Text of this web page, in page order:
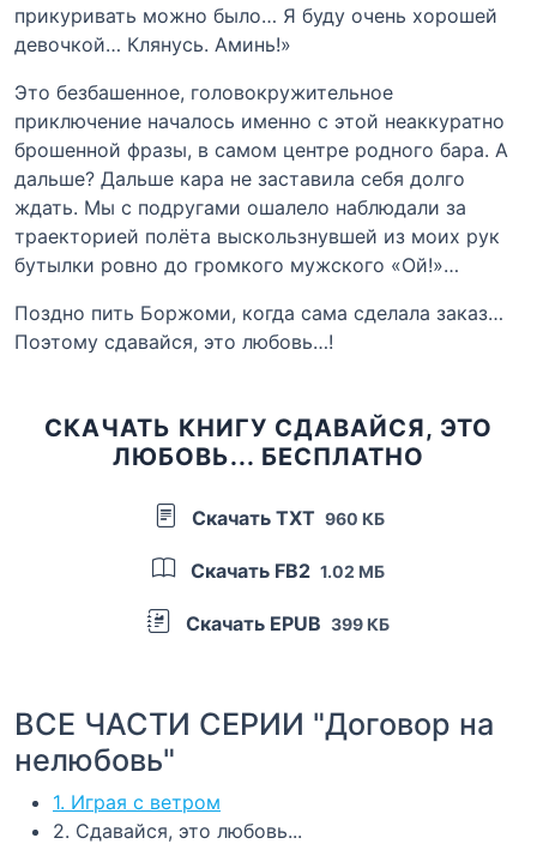
прикуривать можно было… Я буду очень хорошей
девочкой… Клянусь. Аминь!»
Это безбашенное, головокружительное
приключение началось именно с этой неаккуратно
брошенной фразы, в самом центре родного бара. А
дальше? Дальше кара не заставила себя долго
ждать. Мы с подругами ошалело наблюдали за
траекторией полёта выскользнувшей из моих рук
бутылки ровно до громкого мужского «Ой!»…
Поздно пить Боржоми, когда сама сделала заказ…
Поэтому сдавайся, это любовь…!
СКАЧАТЬ КНИГУ СДАВАЙСЯ, ЭТО
ЛЮБОВЬ... БЕСПЛАТНО
Скачать TXT 960 КБ
Скачать FB2 1.02 МБ
Скачать EPUB 399 КБ
ВСЕ ЧАСТИ СЕРИИ "Договор на
нелюбовь"
1. Играя с ветром
2. Сдавайся, это любовь...